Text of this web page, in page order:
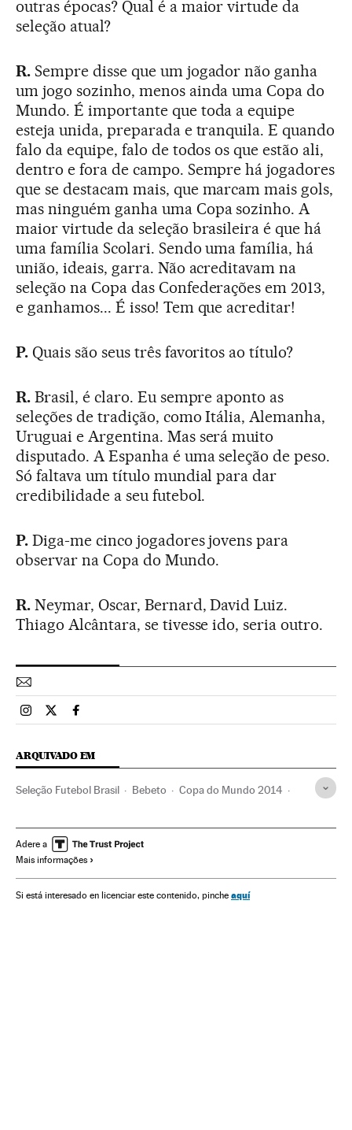
outras épocas? Qual é a maior virtude da
seleção atual?
R.Sempre disse que um jogador não ganha
um jogo sozinho, menos ainda uma Copa do
Mundo. É importante que toda a equipe
esteja unida, preparada e tranquila. E quando
falo da equipe, falo de todos os que estão ali,
dentro e fora de campo. Sempre há jogadores
que se destacam mais, que marcam mais gols,
mas ninguém ganha uma Copa sozinho. A
maior virtude da seleção brasileira é que há
uma família Scolari. Sendo uma família, há
união, ideais, garra. Não acreditavam na
seleção na Copa das Confederações em 2013,
e ganhamos... É isso! Tem que acreditar!
P.Quais são seus três favoritos ao título?
R.Brasil, é claro. Eu sempre aponto as
seleções de tradição, como Itália, Alemanha,
Uruguai e Argentina. Mas será muito
disputado. A Espanha é uma seleção de peso.
Só faltava um título mundial para dar
credibilidade a seu futebol.
P.Diga-me cinco jogadores jovens para
observar na Copa do Mundo.
R.Neymar, Oscar, Bernard, David Luiz.
Thiago Alcântara, se tivesse ido, seria outro.
Esportes El País Brasil en Instagram
Esportes El País Brasil en Twitter
Esportes El País Brasil en Facebook
ARQUIVADO EM
Seleção Futebol Brasil Bebeto Copa do Mundo 2014
Competições Esportes
Adere a
Mais informações
Si está interesado en licenciar este contenido, pinche aquí